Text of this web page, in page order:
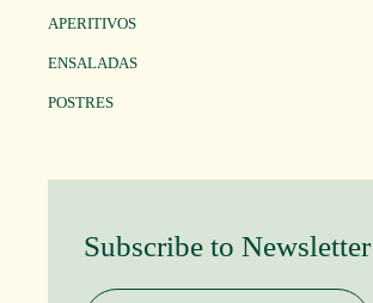
APERITIVOS
ENSALADAS
POSTRES
Subscribe to Newsletter